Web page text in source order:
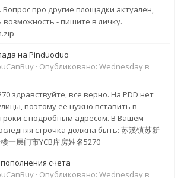
про другие площадки актуален,
возможность - пишите в личку.
на Pinduoduo
· Опубликовано: Wednesday в
здравствуйте, все верно. На PDD нет
поэтому ее нужно вставить в
с подробным адресом. В Вашем
строчка должна быть: 苏溪镇苏新
一层门市YCB库房姓名5270
счета
· Опубликовано: Wednesday в